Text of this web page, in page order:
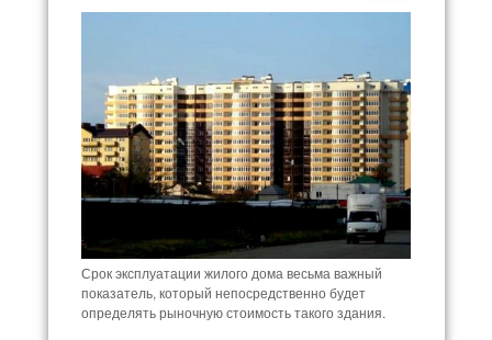
Срок эксплуатации жилого дома весьма важный
показатель, который непосредственно будет
определять рыночную стоимость такого здания.